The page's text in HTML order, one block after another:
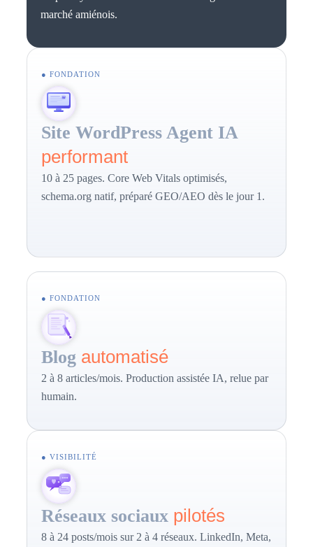
marché amiénois.
● FONDATION
Site WordPress Agent IA
performant
10 à 25 pages. Core Web Vitals optimisés,
schema.org natif, préparé GEO/AEO dès le jour 1.
● FONDATION
Blog automatisé
2 à 8 articles/mois. Production assistée IA, relue par
humain.
● VISIBILITÉ
Réseaux sociaux pilotés
8 à 24 posts/mois sur 2 à 4 réseaux. LinkedIn, Meta,